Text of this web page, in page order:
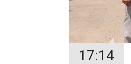
17:14